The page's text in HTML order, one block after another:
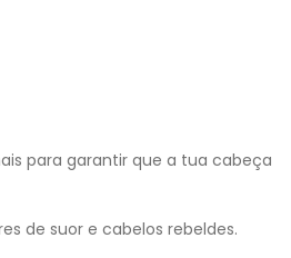
para garantir que a tua cabeça
de suor e cabelos rebeldes.